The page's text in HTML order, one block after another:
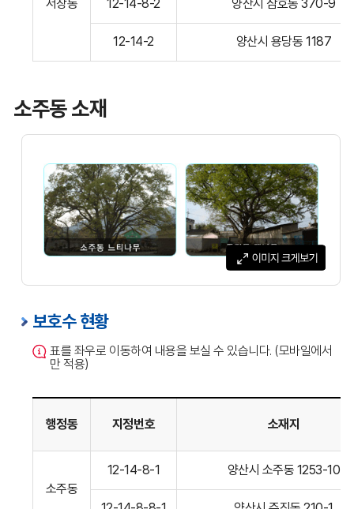
서창동 12-14-8-2 양산시 삼호동 370-9
12-14-2 양산시 용당동 1187
소주동 소재
보호수 현황
표를 좌우로 이동하여 내용을 보실 수 있습니다. (모바일에서
만 적용)
보호수현황표입니다.
행정동 지정번호 소재지
소주동
12-14-8-1 양산시 소주동 1253-10